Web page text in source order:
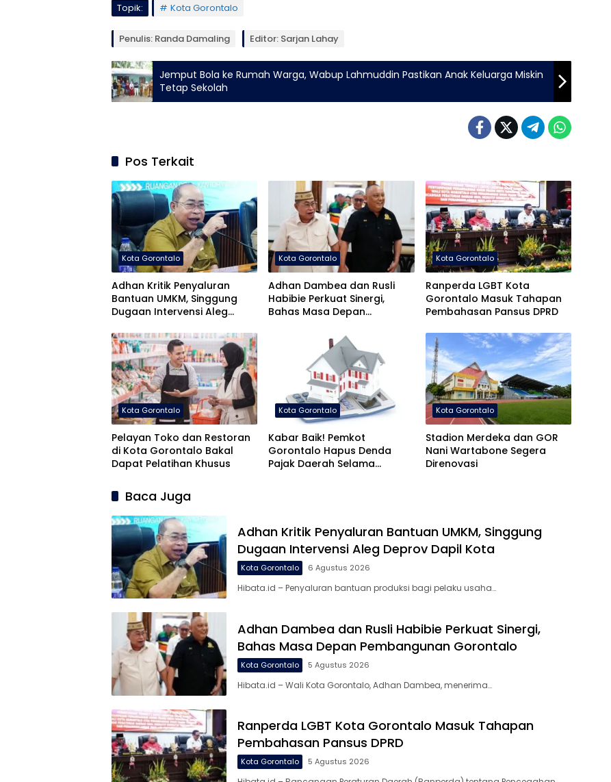
Topik:
Kota Gorontalo
Penulis: Randa Damaling Editor: Sarjan Lahay
Jemput Bola ke Rumah Warga, Wabup Lahmuddin Pastikan Anak Keluarga Miskin
Tetap Sekolah
Pos Terkait
Kota Gorontalo
Adhan Kritik Penyaluran
Bantuan UMKM, Singgung
Dugaan Intervensi Aleg
Kota Gorontalo
Adhan Dambea dan Rusli
Habibie Perkuat Sinergi,
Bahas Masa Depan
Kota Gorontalo
Ranperda LGBT Kota
Gorontalo Masuk Tahapan
Pembahasan Pansus DPRD
Kota Gorontalo
Pelayan Toko dan Restoran
di Kota Gorontalo Bakal
Dapat Pelatihan Khusus
Kota Gorontalo
Kabar Baik! Pemkot
Gorontalo Hapus Denda
Pajak Daerah Selama
Kota Gorontalo
Stadion Merdeka dan GOR
Nani Wartabone Segera
Direnovasi
Baca Juga
Adhan Kritik Penyaluran Bantuan UMKM, Singgung
Dugaan Intervensi Aleg Deprov Dapil Kota
Kota Gorontalo 6 Agustus 2026
Hibata.id – Penyaluran bantuan produksi bagi pelaku usaha…
Adhan Dambea dan Rusli Habibie Perkuat Sinergi,
Bahas Masa Depan Pembangunan Gorontalo
Kota Gorontalo 5 Agustus 2026
Hibata.id – Wali Kota Gorontalo, Adhan Dambea, menerima…
Ranperda LGBT Kota Gorontalo Masuk Tahapan
Pembahasan Pansus DPRD
Kota Gorontalo 5 Agustus 2026